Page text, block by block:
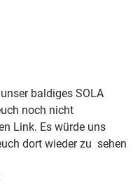
baldiges SOLA
noch nicht
Link. Es würde uns
dort wieder zu sehen